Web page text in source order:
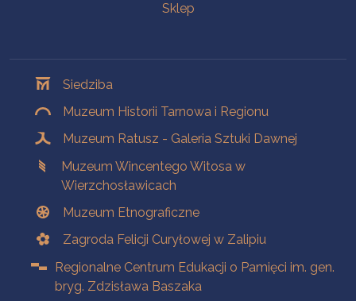
Sklep
Siedziba
Muzeum Historii Tarnowa i Regionu
Muzeum Ratusz - Galeria Sztuki Dawnej
Muzeum Wincentego Witosa w
Wierzchosławicach
Muzeum Etnograficzne
Zagroda Felicji Curyłowej w Zalipiu
Regionalne Centrum Edukacji o Pamięci im. gen.
bryg. Zdzisława Baszaka